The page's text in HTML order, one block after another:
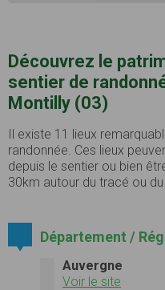
Découvrez le
sentier de
Montilly (03)
Il existe 11 lieux
randonnée. Ces lieux
depuis le sentier ou bien
30km autour du tracé ou
Département /
Auvergne
Voir le site